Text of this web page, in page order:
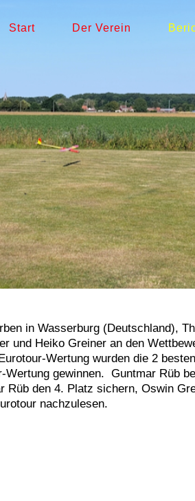
Start Der Verein
in Wasserburg (Deutschland),
und Heiko Greiner an den
Wertung wurden die 2
gewinnen. Guntmar Rüb
den 4. Platz sichern, Oswin
nachzulesen.